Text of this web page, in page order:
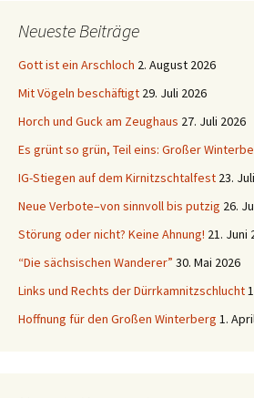
Neueste Beiträge
Gott ist ein Arschloch 2. August 2026
Mit Vögeln beschäftigt 29. Juli 2026
Horch und Guck am Zeughaus 27. Juli 2026
Es grünt so grün, Teil eins: Großer
IG-Stiegen auf dem Kirnitzschtalfest 23.
Neue Verbote–von sinnvoll bis putzig 26.
Störung oder nicht? Keine Ahnung! 21. Juni
“Die sächsischen Wanderer” 30. Mai 2026
Links und Rechts der Dürrkamnitzschlucht
Hoffnung für den Großen Winterberg 1.